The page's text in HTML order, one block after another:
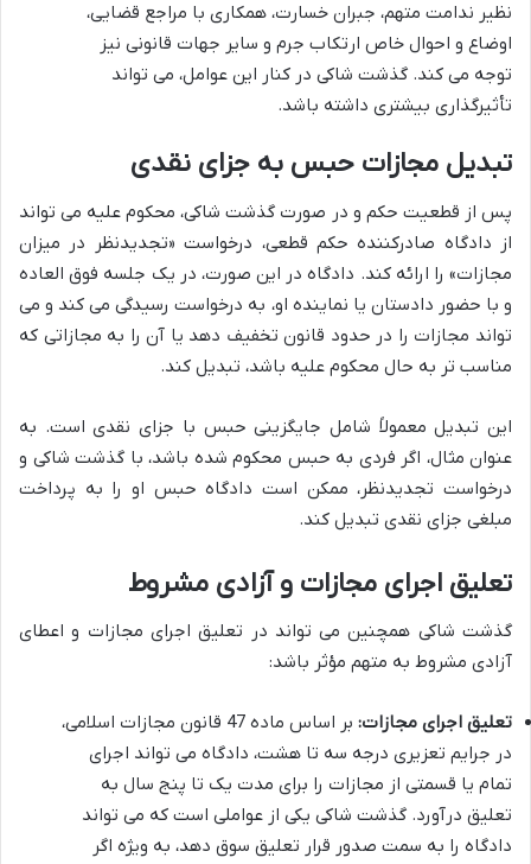
نظیر ندامت متهم، جبران خسارت، همکاری با مراجع قضایی،
اوضاع و احوال خاص ارتکاب جرم و سایر جهات قانونی نیز
توجه می کند. گذشت شاکی در کنار این عوامل، می تواند
تأثیرگذاری بیشتری داشته باشد.
تبدیل مجازات حبس به جزای نقدی
پس از قطعیت حکم و در صورت گذشت شاکی، محکوم علیه می تواند
از دادگاه صادرکننده حکم قطعی، درخواست «تجدیدنظر در میزان
مجازات» را ارائه کند. دادگاه در این صورت، در یک جلسه فوق العاده
و با حضور دادستان یا نماینده او، به درخواست رسیدگی می کند و می
تواند مجازات را در حدود قانون تخفیف دهد یا آن را به مجازاتی که
مناسب تر به حال محکوم علیه باشد، تبدیل کند.
این تبدیل معمولاً شامل جایگزینی حبس با جزای نقدی است. به
عنوان مثال، اگر فردی به حبس محکوم شده باشد، با گذشت شاکی و
درخواست تجدیدنظر، ممکن است دادگاه حبس او را به پرداخت
مبلغی جزای نقدی تبدیل کند.
تعلیق اجرای مجازات و آزادی مشروط
گذشت شاکی همچنین می تواند در تعلیق اجرای مجازات و اعطای
آزادی مشروط به متهم مؤثر باشد:
تعلیق اجرای مجازات:
بر اساس ماده 47 قانون مجازات اسلامی،
در جرایم تعزیری درجه سه تا هشت، دادگاه می تواند اجرای
تمام یا قسمتی از مجازات را برای مدت یک تا پنج سال به
تعلیق درآورد. گذشت شاکی یکی از عواملی است که می تواند
دادگاه را به سمت صدور قرار تعلیق سوق دهد، به ویژه اگر